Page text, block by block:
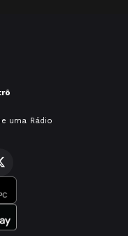
uma Rádio